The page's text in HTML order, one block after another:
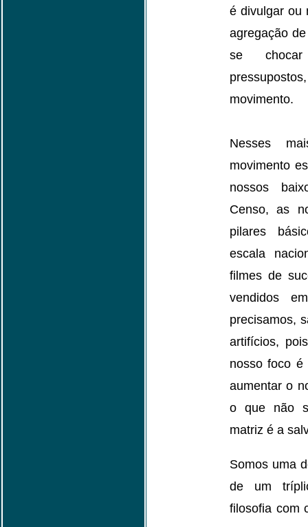
é divulgar ou
agregação
se
movimento.
Nesses
movimento
nossos
Censo, as
pilares
escala
filmes de
vendidos
precisamos,
artifícios,
nosso foco
aumentar o
o que não
matriz é a
Somos uma
de um
filosofia com